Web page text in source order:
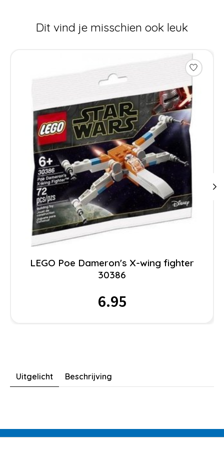
Dit vind je misschien ook leuk
LEGO Poe Dameron's X-wing fighter
30386
6.95
Uitgelicht Beschrijving